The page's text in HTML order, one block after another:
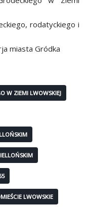
rodatyckiego i
miasta Gródka
W ZIEMI LWOWSKIEJ
LWOWSKIE